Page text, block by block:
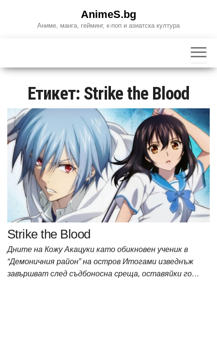
AnimeS.bg
Аниме, манга, гейминг, к-поп и азиатска култура
Етикет: Strike the Blood
Strike the Blood
Дните на Кожу Акацуки като обикновен ученик в
“Демоничния район” на остров Итогами изведнъж
завършват след съдбоносна среща, оставяйки го…